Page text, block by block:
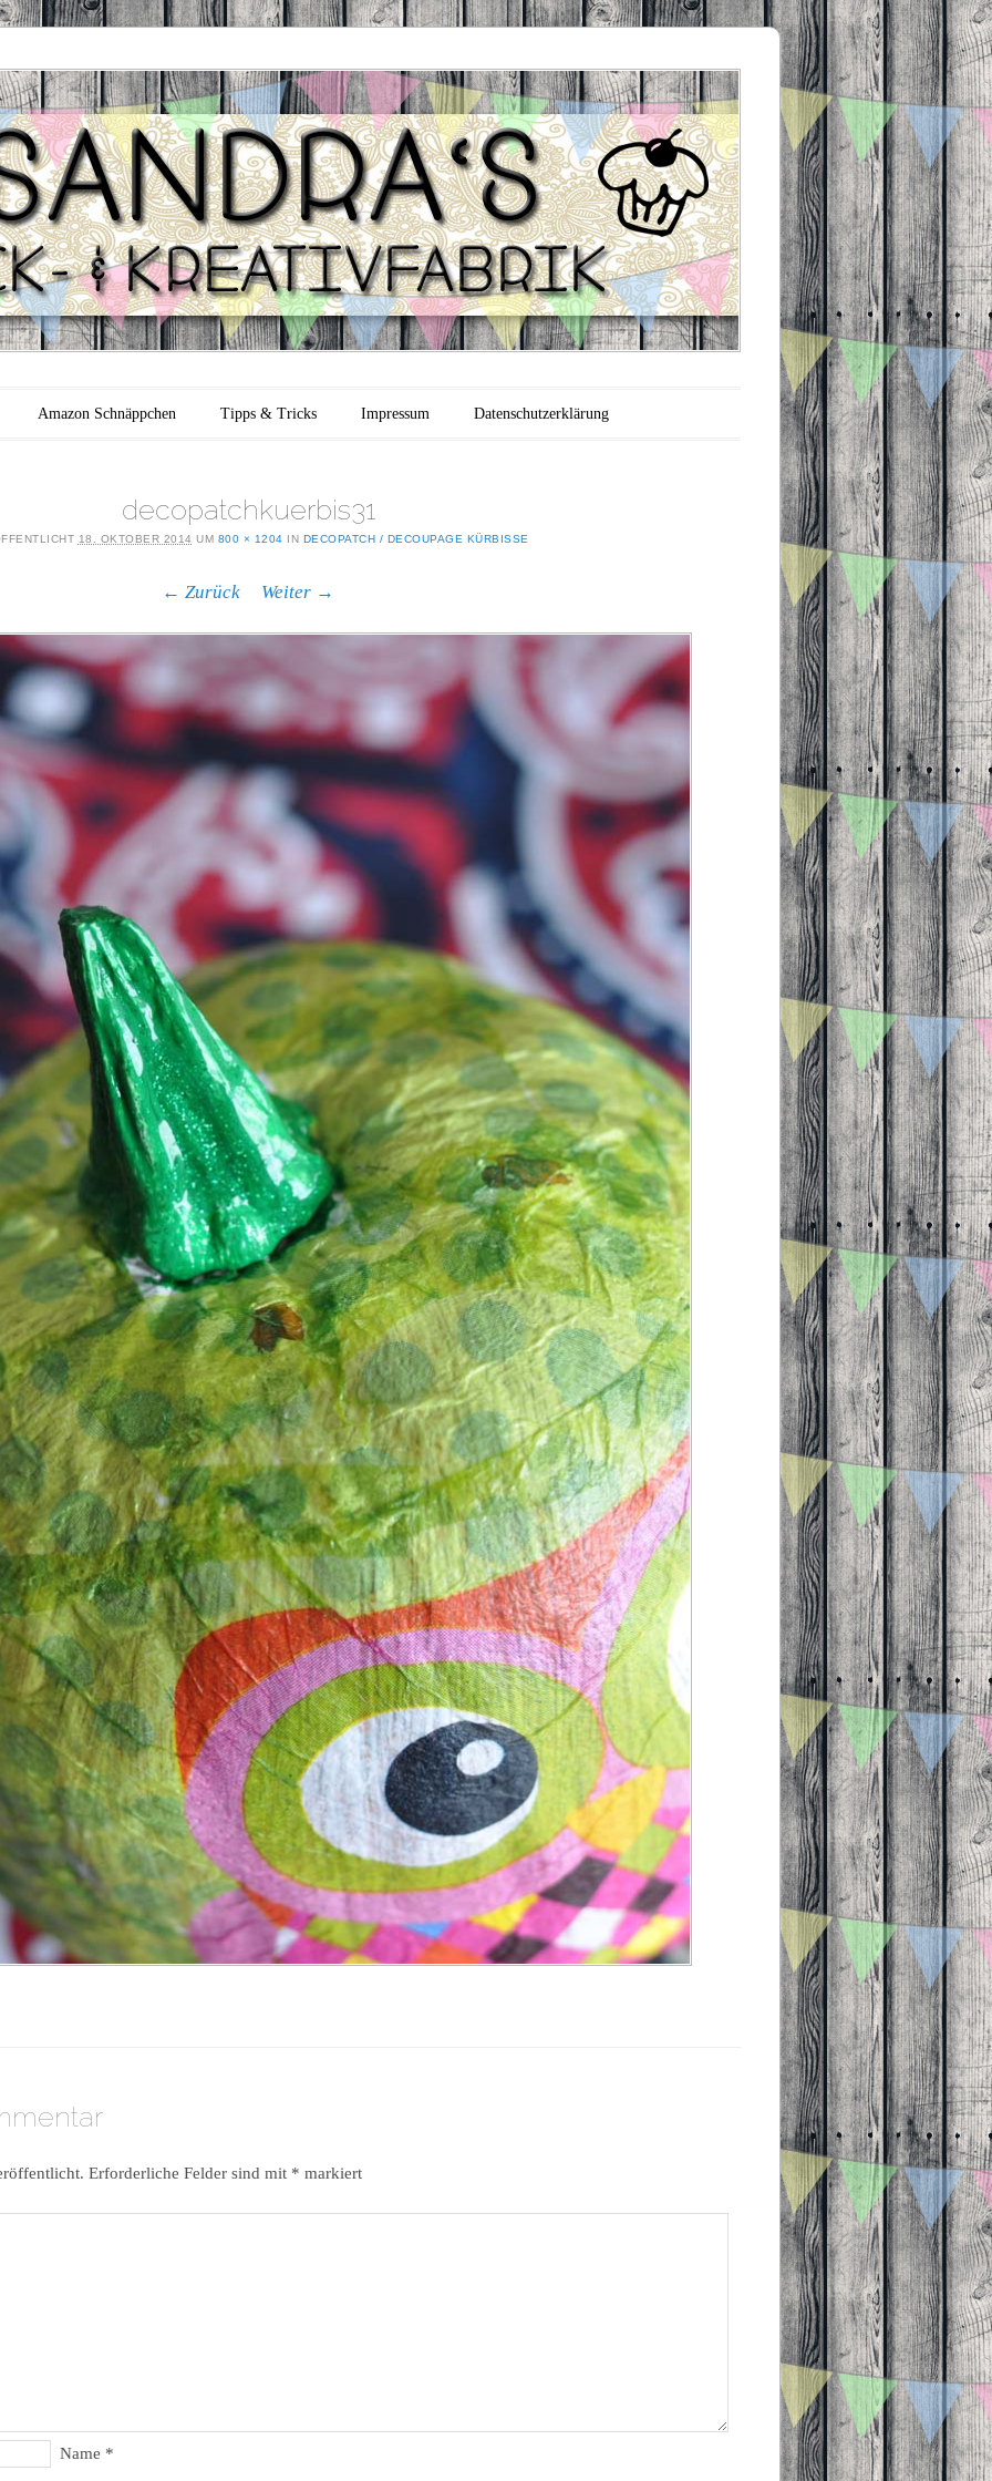
Backfabrik
Amazon Schnäppchen Tipps & Tricks Impressum Datenschutzerklärung
decopatchkuerbis31
18. OKTOBER 2014 UM 800 × 1204 IN DECOPATCH / DECOUPAGE KÜRBISSE
← Zurück Weiter →
Erforderliche Felder sind mit * markiert
Name *